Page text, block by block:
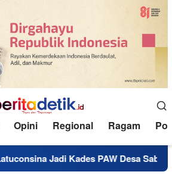
Opini Regional Ragam
PAW Desa Sabala Resmi